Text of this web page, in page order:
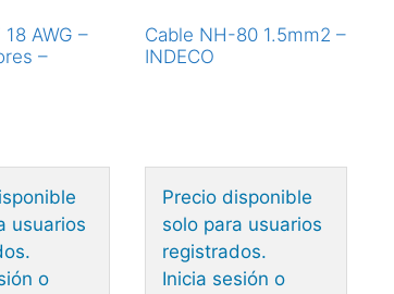
AWG –
–
usuarios
o
Cable NH-80 1.5mm2 –
INDECO
Precio disponible
solo para usuarios
registrados.
Inicia sesión o